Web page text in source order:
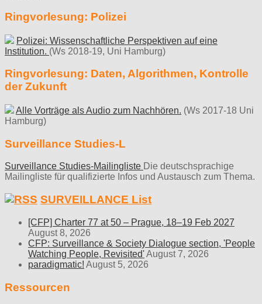
Ringvorlesung: Polizei
Polizei: Wissenschaftliche Perspektiven auf eine
Institution. (Ws 2018-19, Uni Hamburg)
Ringvorlesung: Daten, Algorithmen, Kontrolle
der Zukunft
Alle Vorträge als Audio zum Nachhören. (Ws 2017-18 Uni
Hamburg)
Surveillance Studies-L
Surveillance Studies-Mailingliste Die deutschsprachige
Mailingliste für qualifizierte Infos und Austausch zum Thema.
SURVEILLANCE List
[CFP] Charter 77 at 50 – Prague, 18–19 Feb 2027
August 8, 2026
CFP: Surveillance & Society Dialogue section, 'People
Watching People, Revisited'August 7, 2026
paradigmatic! August 5, 2026
Ressourcen